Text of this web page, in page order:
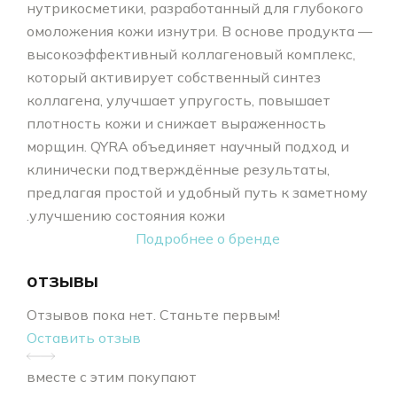
нутрикосметики, разработанный для глубокого
омоложения кожи изнутри. В основе продукта —
высокоэффективный коллагеновый комплекс,
который активирует собственный синтез
коллагена, улучшает упругость, повышает
плотность кожи и снижает выраженность
морщин. QYRA объединяет научный подход и
клинически подтверждённые результаты,
предлагая простой и удобный путь к заметному
улучшению состояния кожи.
Подробнее о бренде
отзывы
Отзывов пока нет. Станьте первым!
Оставить отзыв
вместе с этим покупают